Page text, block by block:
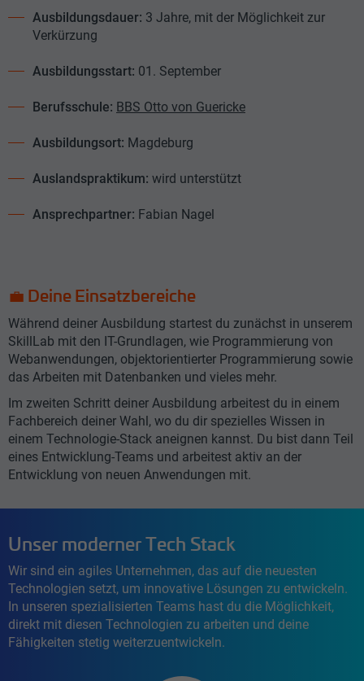
Ausbildungsdauer: 3 Jahre, mit der Möglichkeit zur
Verkürzung
Ausbildungsstart: 01. September
Berufsschule: BBS Otto von Guericke
Ausbildungsort: Magdeburg
Auslandspraktikum: wird unterstützt
Ansprechpartner: Fabian Nagel
💼 Deine Einsatzbereiche
Während deiner Ausbildung startest du zunächst in unserem
SkillLab mit den IT-Grundlagen, wie Programmierung von
Webanwendungen, objektorientierter Programmierung sowie
das Arbeiten mit Datenbanken und vieles mehr.
Im zweiten Schritt deiner Ausbildung arbeitest du in einem
Fachbereich deiner Wahl, wo du dir spezielles Wissen in
einem Technologie-Stack aneignen kannst. Du bist dann Teil
eines Entwicklung-Teams und arbeitest aktiv an der
Entwicklung von neuen Anwendungen mit.
Unser moderner Tech Stack
Wir sind ein agiles Unternehmen, das auf die neuesten
Technologien setzt, um innovative Lösungen zu entwickeln.
In unseren spezialisierten Teams hast du die Möglichkeit,
direkt mit diesen Technologien zu arbeiten und deine
Fähigkeiten stetig weiterzuentwickeln.